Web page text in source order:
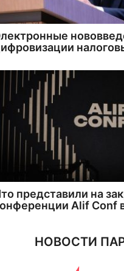
представили на
Alif Conf
НОВОСТИ